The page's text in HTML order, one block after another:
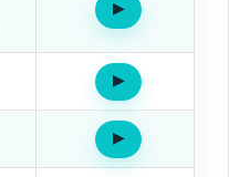
▶Oír
▶Oír
▶Oír